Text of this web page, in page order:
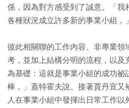
係，因為對方感受到了誠意。「我
各種狀況成立許多新的事業小組，
彼此相關聯的工作內容、非專業領
考，並加上結構分明的流程，以及
為基礎：這就是事業小組的成功祕
棒，」蓋特霍夫說。接著賈丹宜又
人在事業小組中發揮出日常工作以